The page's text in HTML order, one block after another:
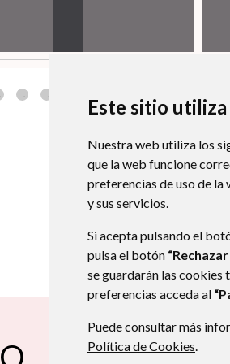
Este sitio
Nuestra web utiliza los
que la web funcione
preferencias de uso de la
y sus servicios.
Si acepta pulsando el
pulsa el botón
se guardarán las cookies
preferencias acceda al
Puede consultar más
Política de Cookies.
Carretera de Blecua, nº 5